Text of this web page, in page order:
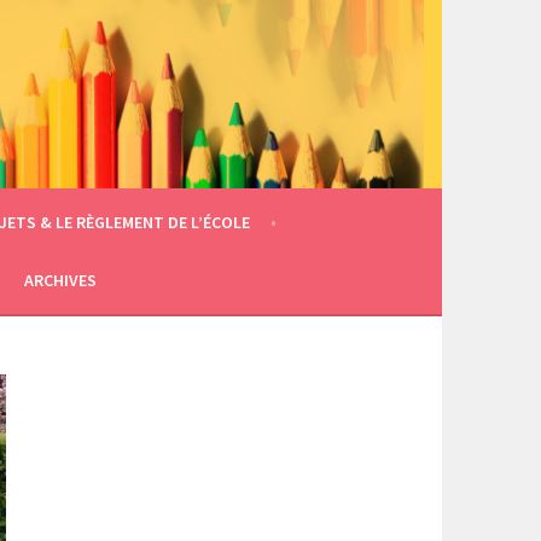
& LE RÈGLEMENT DE L’ÉCOLE
ARCHIVES